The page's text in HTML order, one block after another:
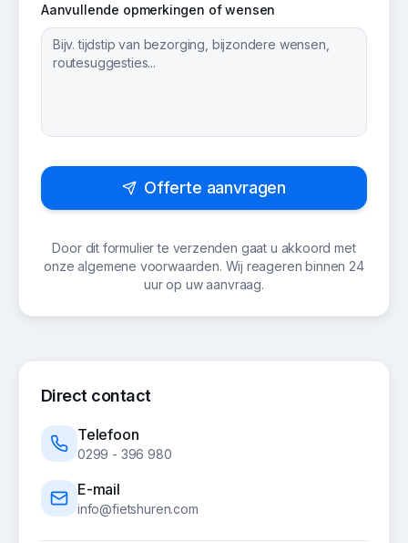
Aanvullende opmerkingen of wensen
Offerte aanvragen
Door dit formulier te verzenden gaat u akkoord met
onze algemene voorwaarden. Wij reageren binnen 24
uur op uw aanvraag.
Direct contact
Telefoon
0299 - 396 980
E-mail
info@fietshuren.com